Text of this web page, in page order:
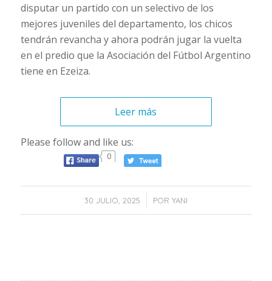
disputar un partido con un selectivo de los
mejores juveniles del departamento, los chicos
tendrán revancha y ahora podrán jugar la vuelta
en el predio que la Asociación del Fútbol Argentino
tiene en Ezeiza.
Leer más
Please follow and like us:
0
30 JULIO, 2025
/ POR YANI